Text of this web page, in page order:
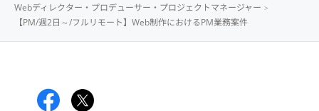
Webディレクター・プロデューサー・プロジェクトマネージャー
【PM/週2日～/フルリモート】Web制作におけるPM業務案件